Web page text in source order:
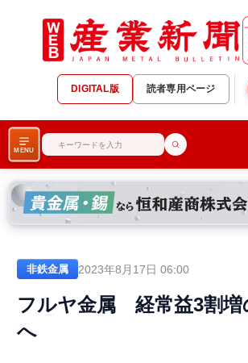
DIGITAL版 読者専用ページ
MENU
非鉄金属 2023年8月17日 06:00
フルヤ金属 経常益3割増
へ